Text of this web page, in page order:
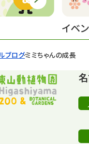
ブログミミちゃんの成長
イベ